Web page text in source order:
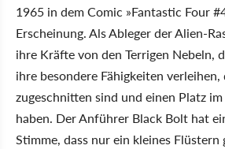
1965 in dem Comic »Fantastic Four
Erscheinung. Als Ableger der Alien-
ihre Kräfte von den Terrigen Nebeln,
ihre besondere Fähigkeiten verleihen,
zugeschnitten sind und einen Platz
haben. Der Anführer Black Bolt hat
Stimme, dass nur ein kleines Flüstern